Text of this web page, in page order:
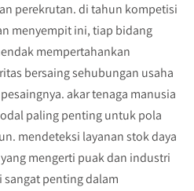
perekrutan. di tahun kompetisi
menyempit ini, tiap bidang
mempertahankan
bersaing sehubungan usaha
akar tenaga manusia
paling penting untuk pola
mendeteksi layanan stok daya
mengerti puak dan industri
sangat penting dalam